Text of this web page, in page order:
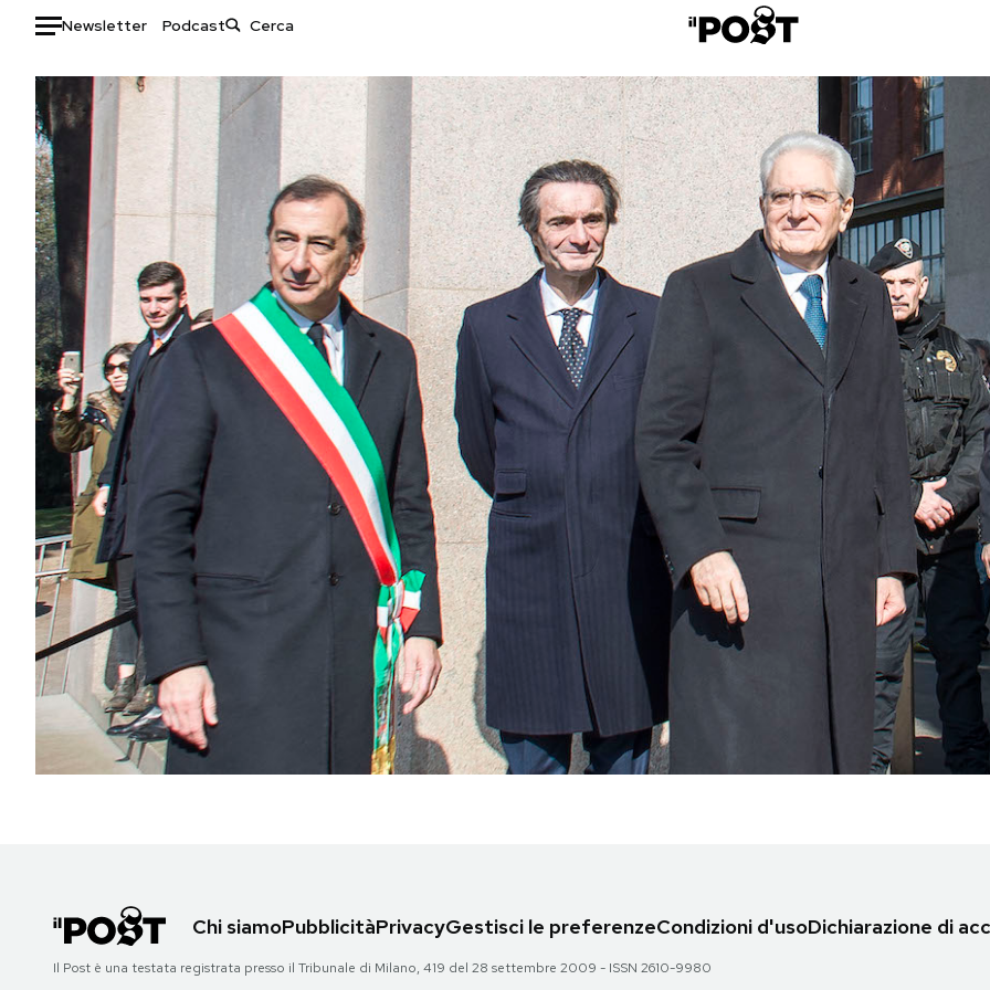
Newsletter Podcast
Auto
HOME
Mondo
Tecnologia
Internet
Scienza
Cultura
Economia
Sport
Moda
Libri
Consumismi
Storie/Idee
Ok Boomer!
Media
Europa
Altrecose
Mondiali calcio 2026
PODCAST
NEWSLETTER
I MIEI PREFERITI
SHOP
AREA PERSONALE
Area Personale
Newsletter
Chi siamoPubblicitàPrivacyGestisci le preferenzeCondizioni d'usoDichiarazione di
Il Post è una testata registrata presso il Tribunale di Milano, 419 del 28 settembre 2009 - ISSN 2610-9980